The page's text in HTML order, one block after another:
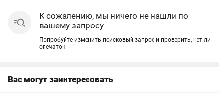
К сожалению, мы ничего не нашли по
вашему запросу
Попробуйте изменить поисковый запрос и проверить, нет ли
опечаток
Вас могут заинтересовать